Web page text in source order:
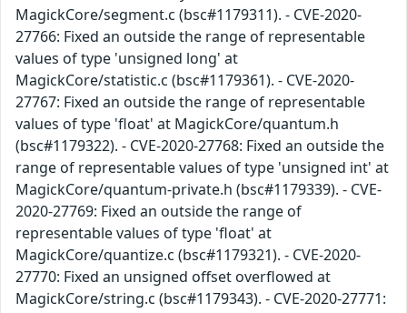
MagickCore/segment.c (bsc#1179311). - CVE-2020-
27766: Fixed an outside the range of representable
values of type 'unsigned long' at
MagickCore/statistic.c (bsc#1179361). - CVE-2020-
27767: Fixed an outside the range of representable
values of type 'float' at MagickCore/quantum.h
(bsc#1179322). - CVE-2020-27768: Fixed an outside the
range of representable values of type 'unsigned int' at
MagickCore/quantum-private.h (bsc#1179339). - CVE-
2020-27769: Fixed an outside the range of
representable values of type 'float' at
MagickCore/quantize.c (bsc#1179321). - CVE-2020-
27770: Fixed an unsigned offset overflowed at
MagickCore/string.c (bsc#1179343). - CVE-2020-27771: